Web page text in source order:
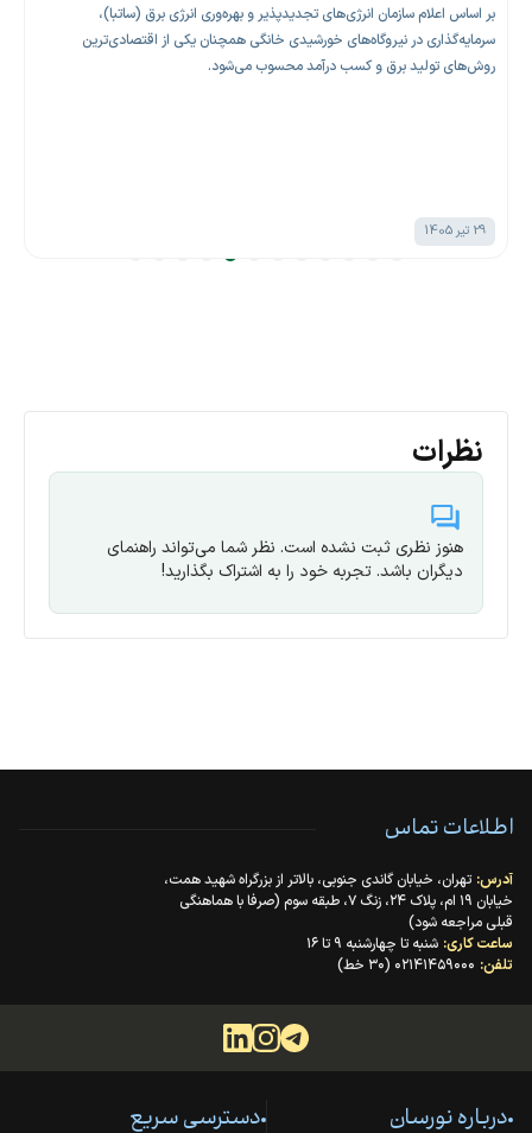
بر اساس اعلام سازمان انرژی‌های تجدیدپذیر و بهره‌وری انرژی برق (ساتبا)،
سرمایه‌گذاری در نیروگاه‌های خورشیدی خانگی همچنان یکی از اقتصادی‌ترین
روش‌های تولید برق و کسب درآمد محسوب می‌شود.
29 تیر 1405
نظرات
هنوز نظری ثبت نشده است. نظر شما می‌تواند راهنمای
دیگران باشد. تجربه خود را به اشتراک بگذارید!
اطلاعات تماس
آدرس: تهران، خیابان گاندی جنوبی، بالاتر از بزرگراه شهید همت،
خیابان ۱۹ ام، پلاک ۲۴، زنگ ۷، طبقه سوم (صرفا با هماهنگی
قبلی مراجعه شود)
ساعت کاری: شنبه تا چهارشنبه ۹ تا ۱۶
تلفن: ۰۲۱۴۱۴۵۹۰۰۰ (۳۰ خط)
درباره نورسان دسترسی سریع